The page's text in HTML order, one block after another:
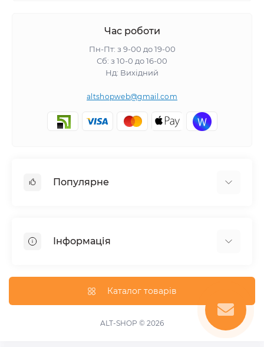
Час роботи
Пн-Пт: з 9-00 до 19-00
Сб: з 10-0 до 16-00
Нд: Вихідний
altshopweb@gmail.com
Популярне
Відпочинок, туризм
Товари для автомобілів
Інформація
Умови повернення
Зворотній зв'язок
Каталог товарів
ALT-SHOP © 2026